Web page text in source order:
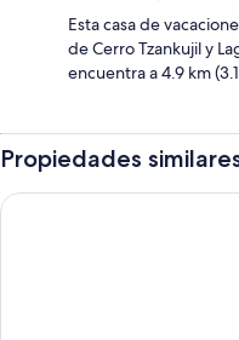
Esta casa de
de Cerro Tzankujil y
encuentra a 4.9 km
Propiedades
Luxury Atitlan Apartamentos